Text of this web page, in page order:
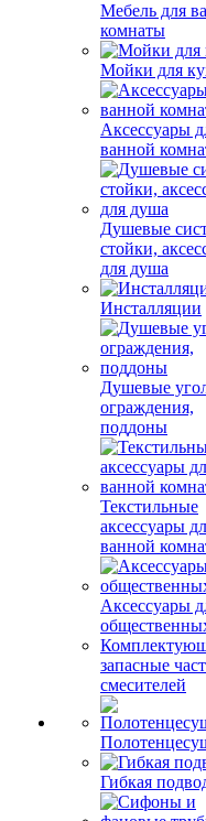
Мебель для
комнаты
Мойки для
Аксессуары
ванной
Душевые
стойки,
для душа
Инсталляции
Душевые
ограждения,
поддоны
Текстильные
аксессуары
ванной
Аксессуары
запасные
смесителей
Гибкая